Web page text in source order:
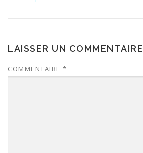
LAISSER UN COMMENTAIRE
COMMENTAIRE *